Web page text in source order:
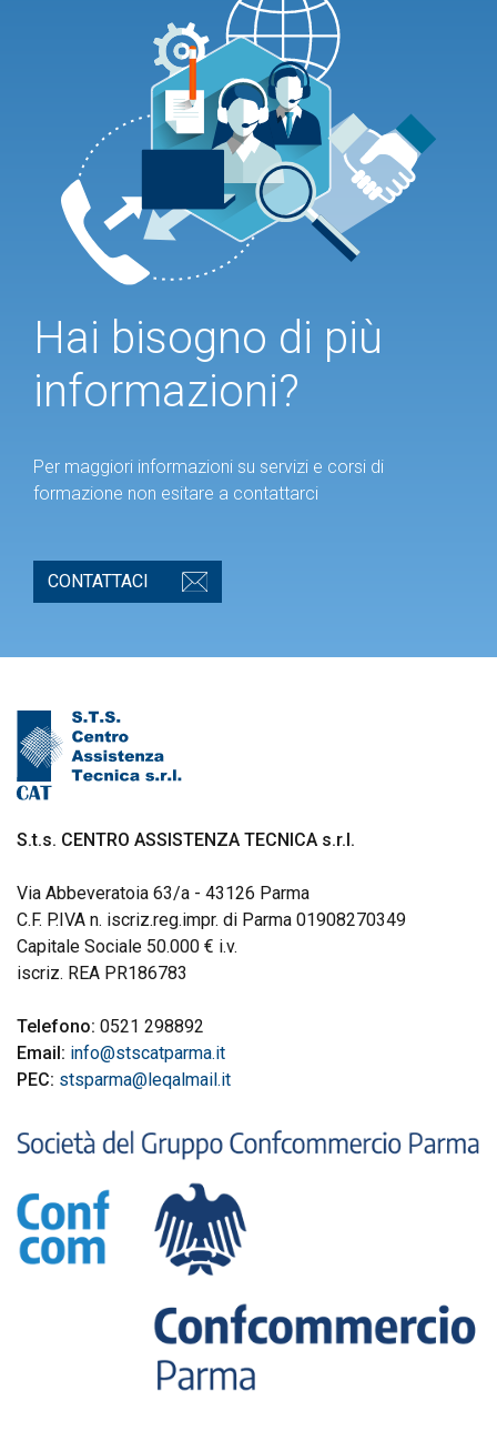
Hai bisogno di più
informazioni?
Per maggiori informazioni su servizi e corsi di
formazione non esitare a contattarci
CONTATTACI
S.t.s. CENTRO ASSISTENZA TECNICA s.r.l.
Via Abbeveratoia 63/a - 43126 Parma
C.F. P.IVA n. iscriz.reg.impr. di Parma 01908270349
Capitale Sociale 50.000 € i.v.
iscriz. REA PR186783
Telefono: 0521 298892
Email: info@stscatparma.it
PEC: stsparma@leqalmail.it